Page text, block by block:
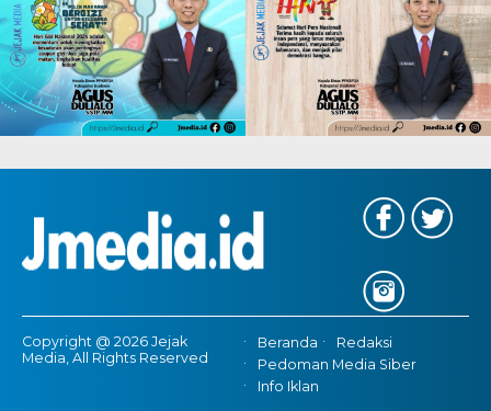
Copyright @ 2026 Jejak
Media, All Rights Reserved
Beranda
Redaksi
Pedoman Media Siber
Info Iklan